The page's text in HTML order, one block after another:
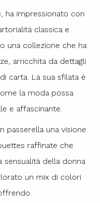
ha impressionato con
classica e
una collezione che ha
arricchita da dettagli
carta. La sua sfilata è
la moda possa
e affascinante.
passerella una visione
raffinate che
sensualità della donna
un mix di colori